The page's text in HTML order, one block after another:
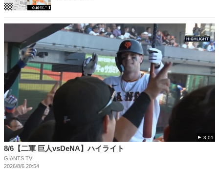
3:01
8/6【二軍 巨人vsDeNA】ハイライト
GIANTS TV
2026/8/6 20:54